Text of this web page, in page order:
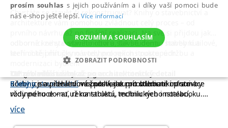
Chystáte se stavět či rekonstruovat? Knihy o stavebnictví a
architektuře vám pomohou zvládnout celý proces – od
prvního návrhu až po finální realizaci. Na své si přijdou jak
odborníci ze stavebního oboru, tak studenti i hobby kutilové,
Knihy o stavebnictvívás provedou problematikou stavby
rodinného domu, rekonstrukcí, technických instalací,
stavebních materiálů i konstrukčních řešení. Dozvíte se, jak
správně plánovat stavbu, jak se vyhnout častým chybám,
orientovat se v technické dokumentaci a zvolit vhodné
odborné knihy o stavebnictví a stavbě domu, stavební a
modernizaci bydlení
učebnice a přehledové publikace pro studium i praxi
E-knihyjsou ideální možností, jak mít odborné informace
vždy po ruce – ať už na tabletu, mobilu nebo notebooku.
Nasávejte nové informace a vědomosti tehdy, kdy vám to
vyhovuje – na stavbě nebo třeba v kanceláři.
více
prosím souhlas s jejich používáním a i díky vaší pomoci bude
náš e-shop ještě lepší.Více informací
ROZUMÍM A SOUHLASÍM
ZOBRAZIT PODROBNOSTI
NEZBYTNÉ ANALYTICKÉ MARKETINGOVÉ
NEZAŘAZENÉ SOUBORY